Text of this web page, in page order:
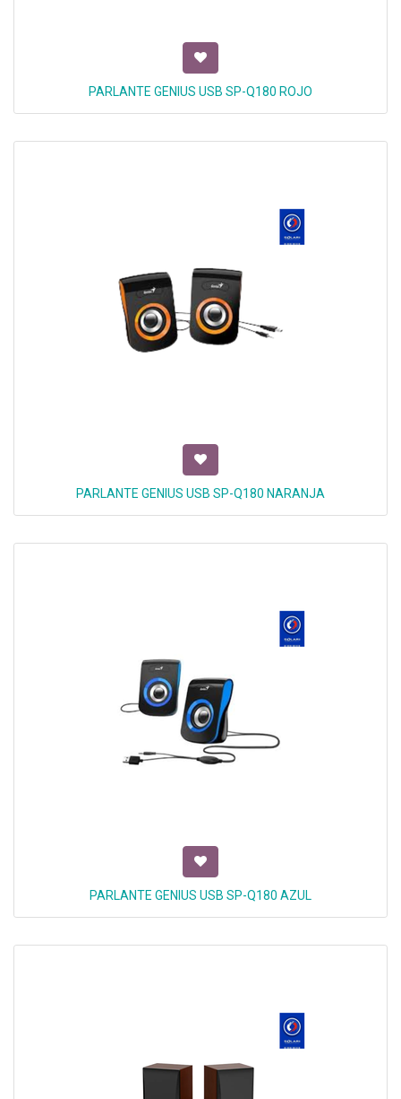
PARLANTE GENIUS USB SP-Q180 ROJO
PARLANTE GENIUS USB SP-Q180 NARANJA
PARLANTE GENIUS USB SP-Q180 AZUL